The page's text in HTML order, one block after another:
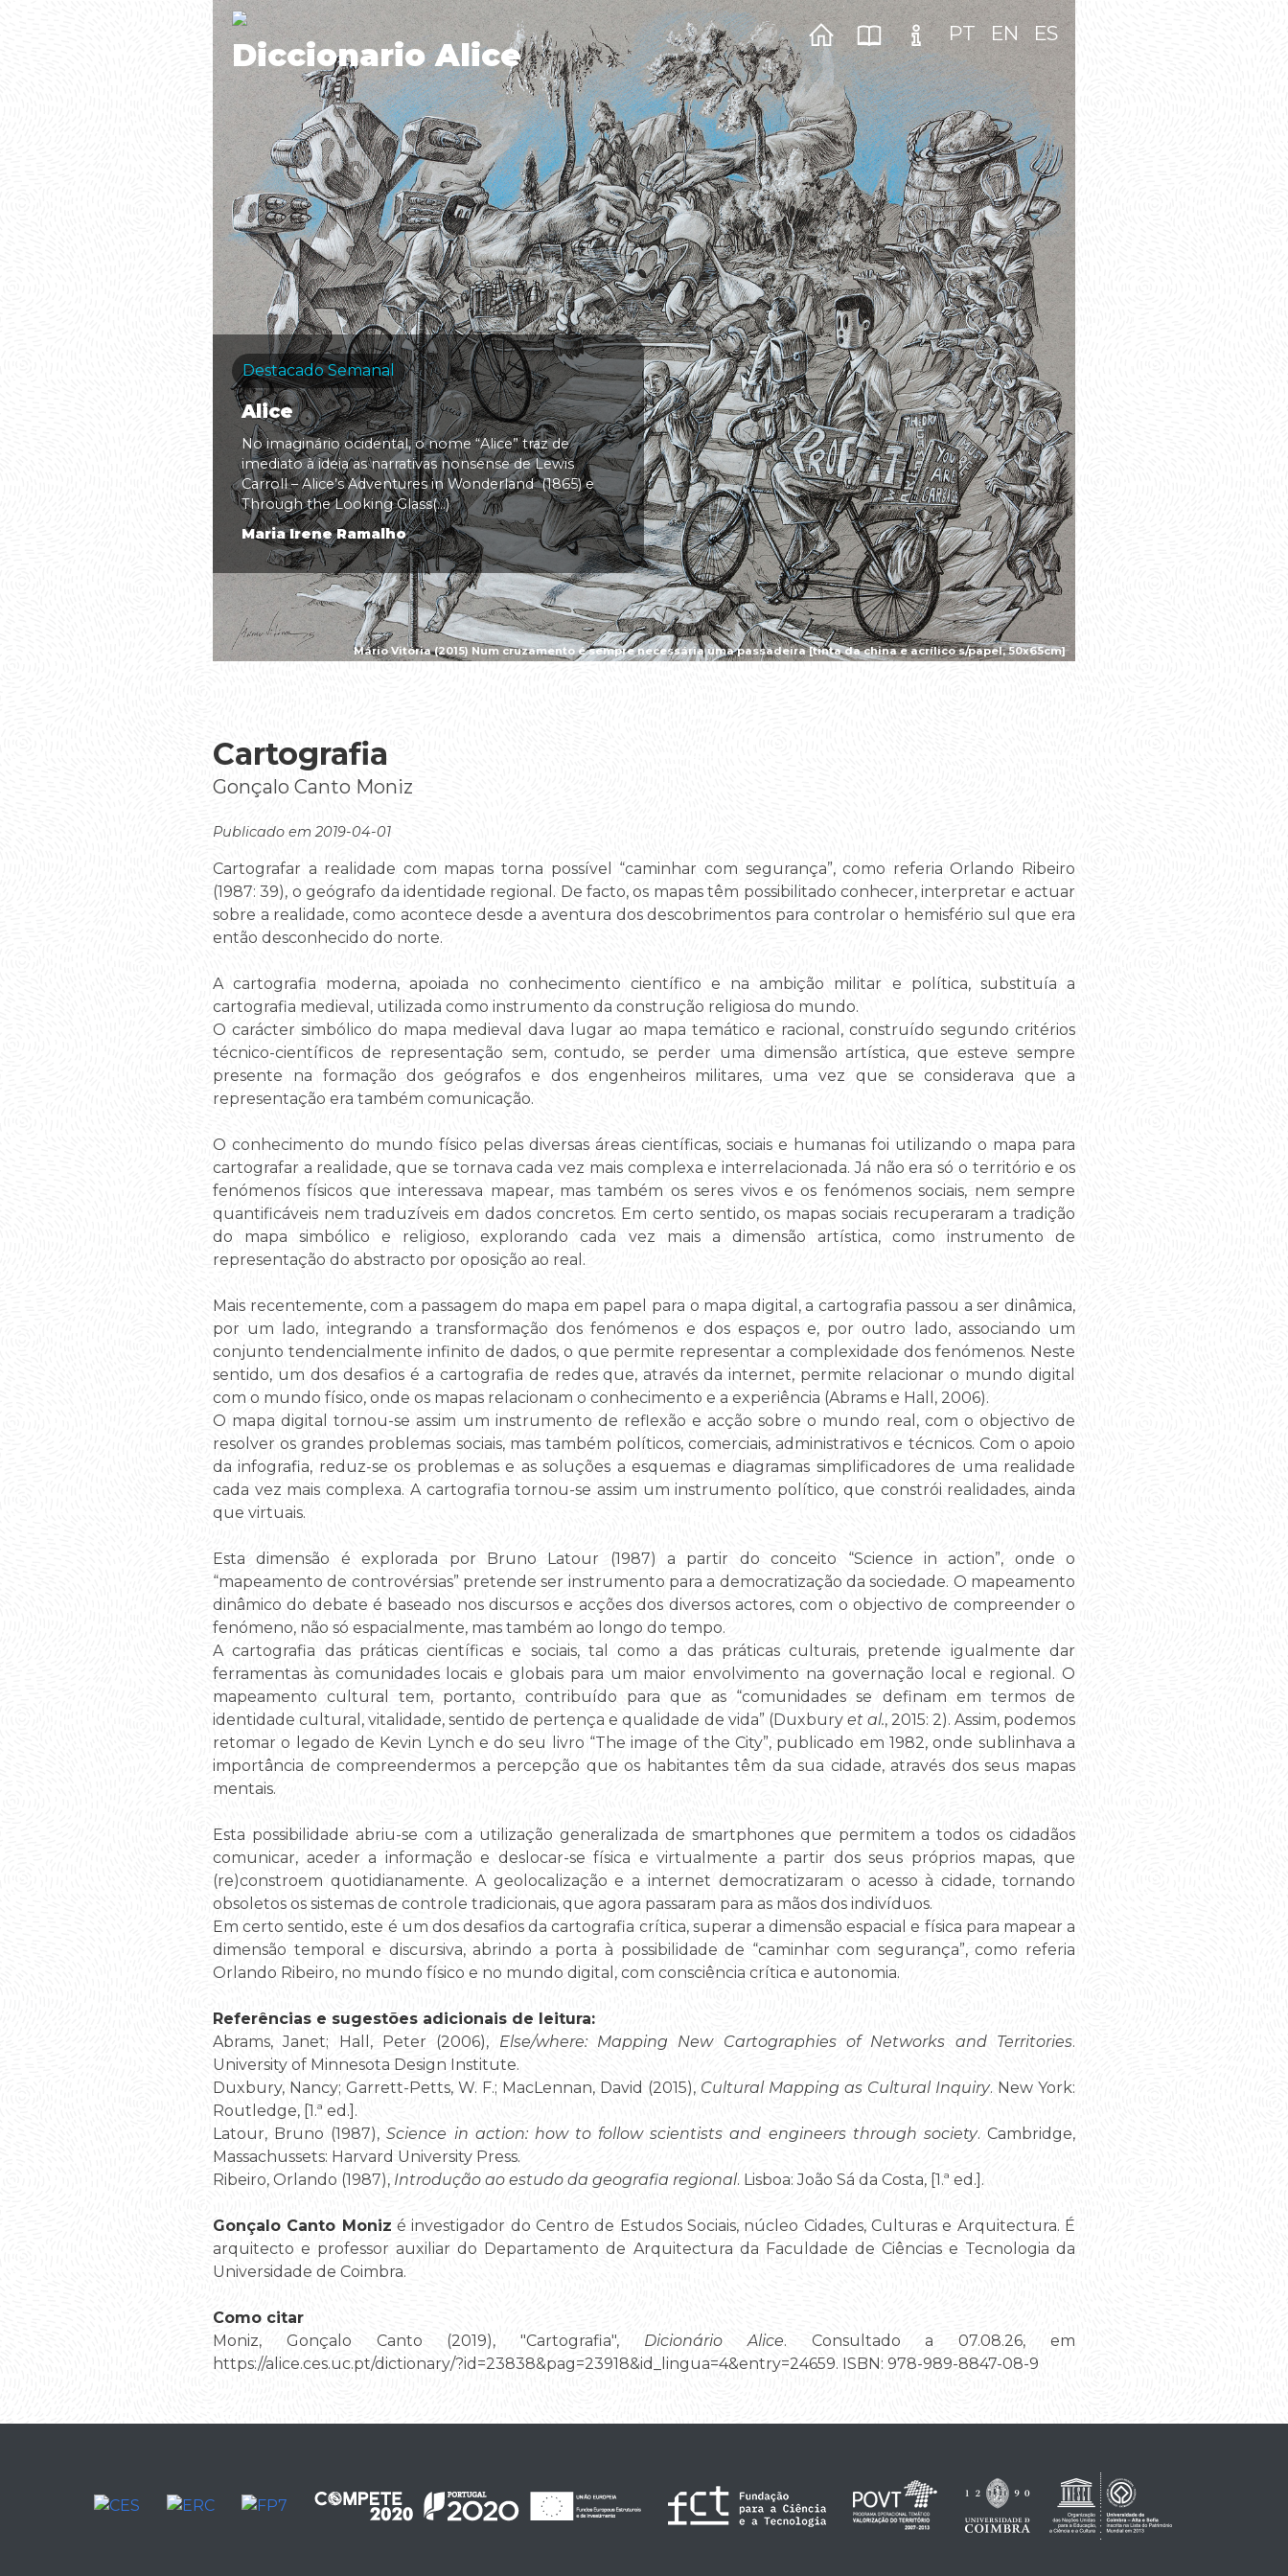
Mário Vitória (2015) Num cruzamento é sempre necessária uma passadeira [tinta da china e acrílico s/papel, 50x65cm]
Diccionario Alice
PT EN ES
Destacado Semanal
Alice
No imaginário ocidental, o nome “Alice” traz de
imediato à ideia as narrativas nonsense de Lewis
Carroll – Alice’s Adventures in Wonderland (1865) e
Through the Looking Glass(...)
Maria Irene Ramalho
Cartografia
Gonçalo Canto Moniz
Publicado em 2019-04-01
Cartografar a realidade com mapas torna possível “caminhar com segurança”, como referia Orlando Ribeiro
(1987: 39), o geógrafo da identidade regional. De facto, os mapas têm possibilitado conhecer, interpretar e actuar
sobre a realidade, como acontece desde a aventura dos descobrimentos para controlar o hemisfério sul que era
então desconhecido do norte.
A cartografia moderna, apoiada no conhecimento científico e na ambição militar e política, substituía a
cartografia medieval, utilizada como instrumento da construção religiosa do mundo.
O carácter simbólico do mapa medieval dava lugar ao mapa temático e racional, construído segundo critérios
técnico-científicos de representação sem, contudo, se perder uma dimensão artística, que esteve sempre
presente na formação dos geógrafos e dos engenheiros militares, uma vez que se considerava que a
representação era também comunicação.
O conhecimento do mundo físico pelas diversas áreas científicas, sociais e humanas foi utilizando o mapa para
cartografar a realidade, que se tornava cada vez mais complexa e interrelacionada. Já não era só o território e os
fenómenos físicos que interessava mapear, mas também os seres vivos e os fenómenos sociais, nem sempre
quantificáveis nem traduzíveis em dados concretos. Em certo sentido, os mapas sociais recuperaram a tradição
do mapa simbólico e religioso, explorando cada vez mais a dimensão artística, como instrumento de
representação do abstracto por oposição ao real.
Mais recentemente, com a passagem do mapa em papel para o mapa digital, a cartografia passou a ser dinâmica,
por um lado, integrando a transformação dos fenómenos e dos espaços e, por outro lado, associando um
conjunto tendencialmente infinito de dados, o que permite representar a complexidade dos fenómenos. Neste
sentido, um dos desafios é a cartografia de redes que, através da internet, permite relacionar o mundo digital
com o mundo físico, onde os mapas relacionam o conhecimento e a experiência (Abrams e Hall, 2006).
O mapa digital tornou-se assim um instrumento de reflexão e acção sobre o mundo real, com o objectivo de
resolver os grandes problemas sociais, mas também políticos, comerciais, administrativos e técnicos. Com o apoio
da infografia, reduz-se os problemas e as soluções a esquemas e diagramas simplificadores de uma realidade
cada vez mais complexa. A cartografia tornou-se assim um instrumento político, que constrói realidades, ainda
que virtuais.
Esta dimensão é explorada por Bruno Latour (1987) a partir do conceito “Science in action”, onde o
“mapeamento de controvérsias” pretende ser instrumento para a democratização da sociedade. O mapeamento
dinâmico do debate é baseado nos discursos e acções dos diversos actores, com o objectivo de compreender o
fenómeno, não só espacialmente, mas também ao longo do tempo.
A cartografia das práticas científicas e sociais, tal como a das práticas culturais, pretende igualmente dar
ferramentas às comunidades locais e globais para um maior envolvimento na governação local e regional. O
mapeamento cultural tem, portanto, contribuído para que as “comunidades se definam em termos de
identidade cultural, vitalidade, sentido de pertença e qualidade de vida” (Duxbury et al., 2015: 2). Assim, podemos
retomar o legado de Kevin Lynch e do seu livro “The image of the City”, publicado em 1982, onde sublinhava a
importância de compreendermos a percepção que os habitantes têm da sua cidade, através dos seus mapas
mentais.
Esta possibilidade abriu-se com a utilização generalizada de smartphones que permitem a todos os cidadãos
comunicar, aceder a informação e deslocar-se física e virtualmente a partir dos seus próprios mapas, que
(re)constroem quotidianamente. A geolocalização e a internet democratizaram o acesso à cidade, tornando
obsoletos os sistemas de controle tradicionais, que agora passaram para as mãos dos indivíduos.
Em certo sentido, este é um dos desafios da cartografia crítica, superar a dimensão espacial e física para mapear a
dimensão temporal e discursiva, abrindo a porta à possibilidade de “caminhar com segurança”, como referia
Orlando Ribeiro, no mundo físico e no mundo digital, com consciência crítica e autonomia.
Referências e sugestões adicionais de leitura:
Abrams, Janet; Hall, Peter (2006), Else/where: Mapping New Cartographies of Networks and Territories.
University of Minnesota Design Institute.
Duxbury, Nancy; Garrett-Petts, W. F.; MacLennan, David (2015), Cultural Mapping as Cultural Inquiry. New York:
Routledge, [1.ª ed.].
Latour, Bruno (1987),Science in action: how to follow scientists and engineers through society. Cambridge,
Massachussets: Harvard University Press.
Ribeiro, Orlando (1987), Introdução ao estudo da geografia regional. Lisboa: João Sá da Costa, [1.ª ed.].
Gonçalo Canto Moniz é investigador do Centro de Estudos Sociais, núcleo Cidades, Culturas e Arquitectura. É
arquitecto e professor auxiliar do Departamento de Arquitectura da Faculdade de Ciências e Tecnologia da
Universidade de Coimbra.
Como citar
Moniz, Gonçalo Canto (2019), "Cartografia", Dicionário Alice. Consultado a 07.08.26, em
https://alice.ces.uc.pt/dictionary/?id=23838&pag=23918&id_lingua=4&entry=24659. ISBN: 978-989-8847-08-9